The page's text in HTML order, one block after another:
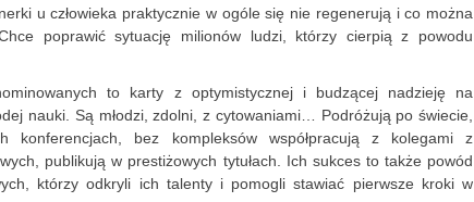
u człowieka praktycznie w ogóle się nie regenerują i co można
poprawić sytuację milionów ludzi, którzy cierpią z powodu
to karty z optymistycznej i budzącej nadzieję na
nauki. Są młodzi, zdolni, z cytowaniami… Podróżują po świecie,
konferencjach, bez kompleksów współpracują z kolegami z
publikują w prestiżowych tytułach. Ich sukces to także powód
którzy odkryli ich talenty i pomogli stawiać pierwsze kroki w